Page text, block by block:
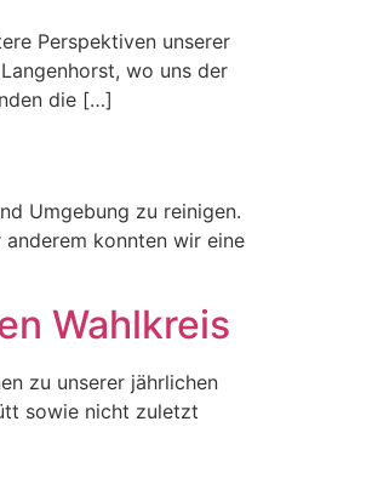
Perspektiven unserer
wo uns der
die […]
Umgebung zu reinigen.
konnten wir eine
Wahlkreis
zu unserer jährlichen
sowie nicht zuletzt